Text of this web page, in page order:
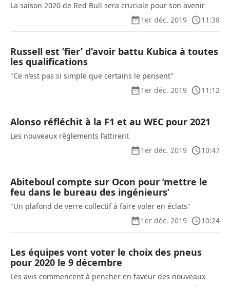
La saison 2020 de Red Bull sera cruciale pour son avenir
1er déc. 2019
11:38
Russell est ’fier’ d’avoir battu Kubica à toutes
les qualifications
"Ce n’est pas si simple que certains le pensent"
1er déc. 2019
11:12
Alonso réfléchit à la F1 et au WEC pour 2021
Les nouveaux règlements l’attirent
1er déc. 2019
10:47
Abiteboul compte sur Ocon pour ’mettre le
feu dans le bureau des ingénieurs’
"Un plafond de verre collectif à faire voler en éclats"
1er déc. 2019
10:24
Les équipes vont voter le choix des pneus
pour 2020 le 9 décembre
Les avis commencent à pencher en faveur des nouveaux